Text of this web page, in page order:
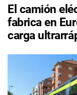
El camión
fabrica en
carga